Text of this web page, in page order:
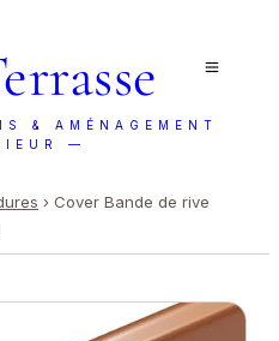
& AMÉNAGEMENT
—
› Cover Bande de rive